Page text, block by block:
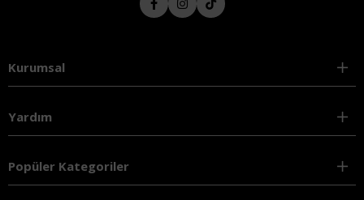
Kurumsal
Yardım
Popüler Kategoriler